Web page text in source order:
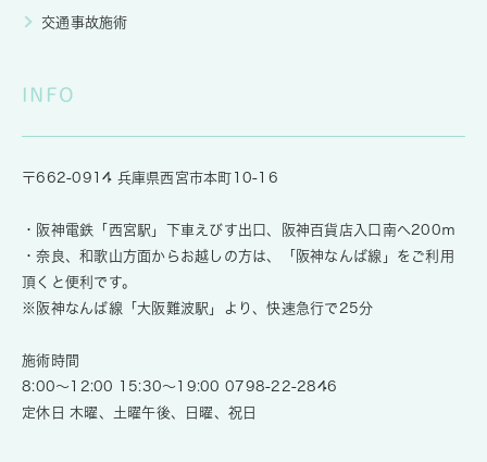
交通事故施術
INFO
〒662-0914 兵庫県西宮市本町10-16
・阪神電鉄「西宮駅」下車えびす出口、阪神百貨店入口南へ200ｍ
・奈良、和歌山方面からお越しの方は、「阪神なんば線」をご利用
頂くと便利です。
※阪神なんば線「大阪難波駅」より、快速急行で25分
施術時間
8:00～12:00 15:30～19:00 0798-22-2846
定休日 木曜、土曜午後、日曜、祝日